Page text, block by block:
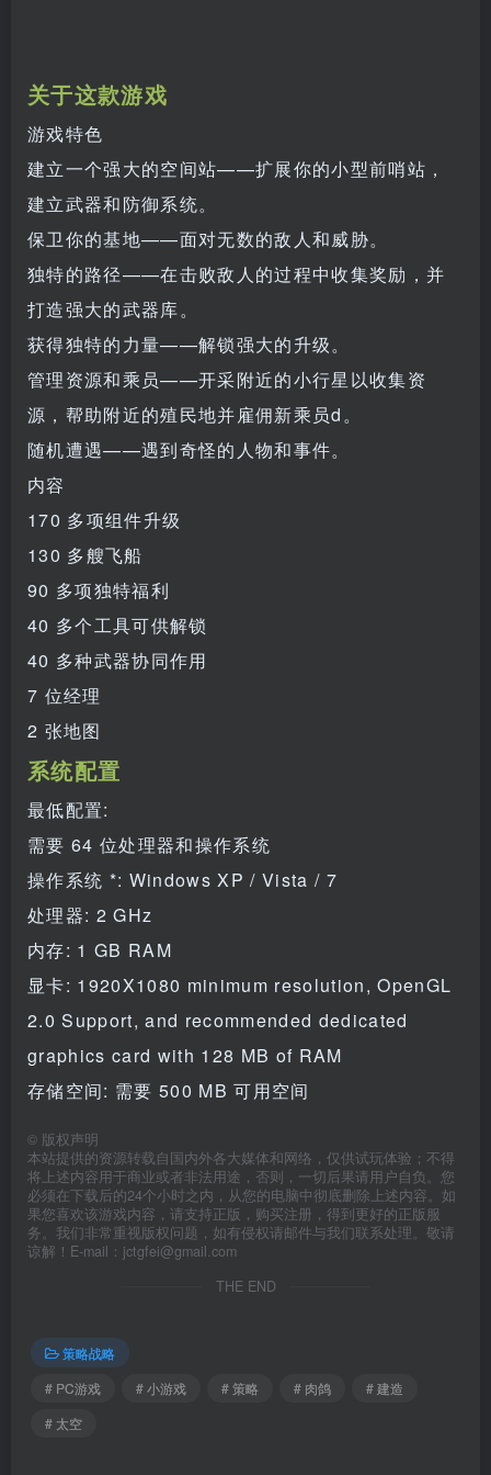
关于这款游戏
游戏特色
建立一个强大的空间站——扩展你的小型前哨站，
建立武器和防御系统。
保卫你的基地——面对无数的敌人和威胁。
独特的路径——在击败敌人的过程中收集奖励，并
打造强大的武器库。
获得独特的力量——解锁强大的升级。
管理资源和乘员——开采附近的小行星以收集资
源，帮助附近的殖民地并雇佣新乘员d。
随机遭遇——遇到奇怪的人物和事件。
内容
170 多项组件升级
130 多艘飞船
90 多项独特福利
40 多个工具可供解锁
40 多种武器协同作用
7 位经理
2 张地图
系统配置
最低配置:
需要 64 位处理器和操作系统
操作系统 *: Windows XP / Vista / 7
处理器: 2 GHz
内存: 1 GB RAM
显卡: 1920X1080 minimum resolution, OpenGL
2.0 Support, and recommended dedicated
graphics card with 128 MB of RAM
存储空间: 需要 500 MB 可用空间
© 版权声明
本站提供的资源转载自国内外各大媒体和网络，仅供试玩体验；不得
将上述内容用于商业或者非法用途，否则，一切后果请用户自负。您
必须在下载后的24个小时之内，从您的电脑中彻底删除上述内容。如
果您喜欢该游戏内容，请支持正版，购买注册，得到更好的正版服
务。我们非常重视版权问题，如有侵权请邮件与我们联系处理。敬请
谅解！E-mail：jctgfei@gmail.com
THE END
策略战略
# PC游戏
# 小游戏 # 策略 # 肉鸽
# 建造
# 太空